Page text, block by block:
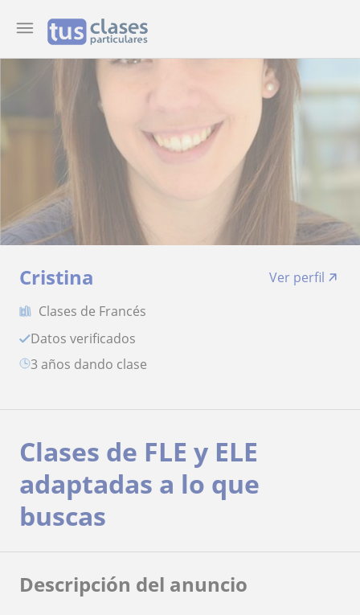
Cristina
Ver perfil
Clases de Francés
Datos verificados
3 años dando clase
Clases de FLE y ELE
adaptadas a lo que
buscas
Descripción del anuncio